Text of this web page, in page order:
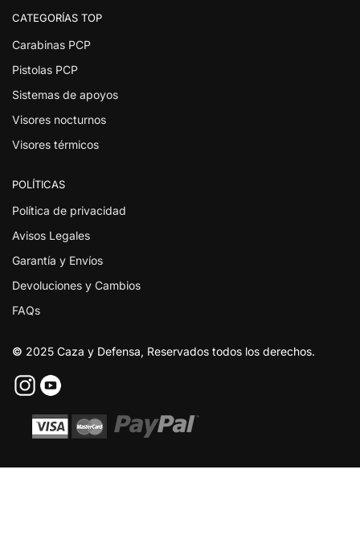
CATEGORÍAS TOP
Carabinas PCP
Pistolas PCP
Sistemas de apoyos
Visores nocturnos
Visores térmicos
POLÍTICAS
Política de privacidad
Avisos Legales
Garantía y Envíos
Devoluciones y Cambios
FAQs
© 2025 Caza y Defensa, Reservados todos los derechos.